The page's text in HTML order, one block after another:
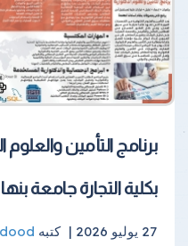
برنامج التأمين والعلوم
بكلية التجارة جامعة
27 يوليو 2026 | كتبه